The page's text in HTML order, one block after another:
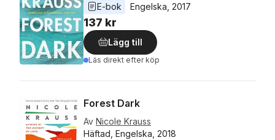
E-bok
Engelska 2017
137 kr
Lägg till
Läs direkt efter köp
Forest Dark
Av Nicole Krauss
Häftad, Engelska, 2018